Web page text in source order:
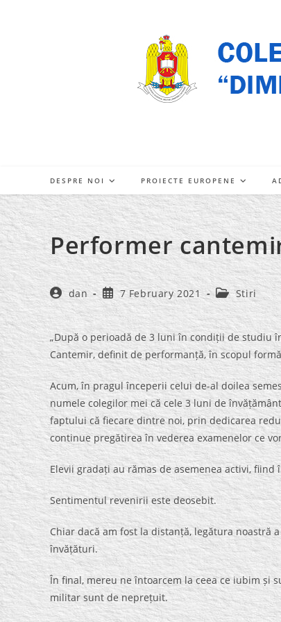
DESPRE NOI PROIECTE EUROPENE
Performer
Post
author:
dan
Post
published:
7 February 2021
Post
category:
Stiri
„După o perioadă de 3 luni în condiții de studiu
Cantemir, definit de performanță, în scopul
Acum, în pragul începerii celui de-al doilea
numele colegilor mei că cele 3 luni de
faptului că fiecare dintre noi, prin dedicarea
continue pregătirea în vederea examenelor ce
Elevii gradați au rămas de asemenea activi,
Sentimentul revenirii este deosebit.
Chiar dacă am fost la distanță, legătura noastră
învățături.
În final, mereu ne întoarcem la ceea ce iubim și
militar sunt de neprețuit.